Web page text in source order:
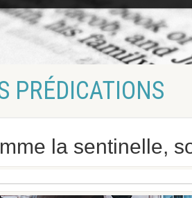
PRÉDICATIONS
la sentinelle,